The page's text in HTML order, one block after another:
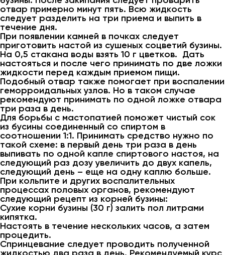
отвар примерно минут пять. Всю жидкость
следует разделить на три приема и выпить в
течение дня.
При появлении камней в почках следует
приготовить настой из сушеных соцветий бузины.
На 0,5 стакана воды взять 10 г цветков. Дать
настояться и после чего принимать по две ложки
жидкости перед каждым приемом пищи.
Подобный отвар также помогает при воспалении
геморроидальных узлов. Но в таком случае
рекомендуют принимать по одной ложке отвара
три раза в день.
Для борьбы с мастопатией поможет чистый сок
из бусины соединенный со спиртом в
соотношении 1:1. Принимать средство нужно по
такой схеме: в первый день три раза в день
выпивать по одной капле спиртового настоя, на
следующий раз дозу увеличить до двух капель,
следующий день – еще на одну каплю больше.
При кольпите и других воспалительных
процессах половых органов, рекомендуют
следующий рецепт из корней бузины:
Сухие корни бузины (30 г) залить пол литрами
кипятка.
Настоять в течение нескольких часов, а затем
процедить.
Спринцевание следует проводить полученной